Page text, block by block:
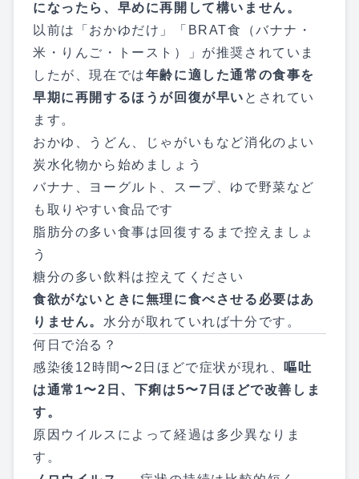
になったら、早めに再開して構いません。
以前は「おかゆだけ」「BRAT食（バナナ・
米・りんご・トースト）」が推奨されていま
したが、現在では年齢に適した通常の食事を
早期に再開するほうが回復が早い とされてい
ます。
おかゆ、うどん、じゃがいもなど消化のよい
炭水化物から始めましょう
バナナ、ヨーグルト、スープ、ゆで野菜など
も取りやすい食品です
脂肪分の多い食事は回復するまで控えましょ
う
糖分の多い飲料は控えてください
食欲がないときに無理に食べさせる必要はあ
りません。 水分が取れていれば十分です。
何日で治る？
感染後12時間〜2日ほどで症状が現れ、 嘔吐
は通常1〜2日、下痢は5〜7日ほどで改善しま
す。
原因ウイルスによって経過は多少異なりま
す。